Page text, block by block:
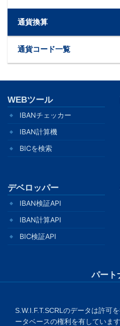
通貨換算
通貨コード一覧
WEBツール
IBANチェッカー
IBAN計算機
BICを検索
デベロッパー
IBAN検証API
IBAN計算API
BIC検証API
パート
S.W.I.F.T.SCRLのデータは許可
ータベースの権利を有していま